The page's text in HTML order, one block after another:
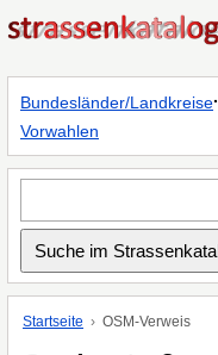
Bundesländer/Landkreise·
Vorwahlen
Startseite OSM-Verweis